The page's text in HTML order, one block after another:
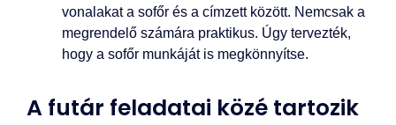
vonalakat a sofőr és a címzett között. Nemcsak a
megrendelő számára praktikus. Úgy tervezték,
hogy a sofőr munkáját is megkönnyítse.
A futár feladatai közé tartozik